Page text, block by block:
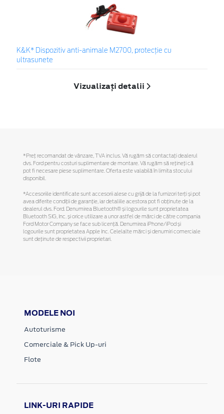
K&K* Dispozitiv anti-animale M2700, protecție cu
ultrasunete
Vizualizați detalii
*Preţ recomandat de vânzare, TVA inclus. Vă rugăm să contactaţi dealerul
dvs. Ford pentru costuri suplimentare de montare. Vă rugăm să reţineţi că
pot fi necesare piese suplimentare. Oferta este valabilă în limita stocului
disponibil.
*Accesoriile identificate sunt accesorii alese cu grijă de la furnizori terți și pot
avea diferite condiții de garanție, iar detaliile acestora pot fi obținute de la
dealerul dvs. Ford. Denumirea Bluetooth® și logourile sunt proprietatea
Bluetooth SIG, Inc. și orice utilizare a unor astfel de mărci de către compania
Ford Motor Company se face sub licență. Denumirea iPhone/iPod și
logourile sunt proprietatea Apple Inc. Celelalte mărci și denumiri comerciale
sunt deținute de respectivii proprietari.
MODELE NOI
Autoturisme
Comerciale & Pick Up-uri
Flote
LINK-URI RAPIDE